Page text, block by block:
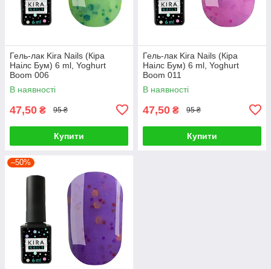
Гель-лак Kira Nails (Кіра
Наілс Бум) 6 ml, Yoghurt
Boom 006
В наявності
47,50 ₴ 95 ₴
Купити
Гель-лак Kira Nails (Кіра
Наілс Бум) 6 ml, Yoghurt
Boom 011
В наявності
47,50 ₴ 95 ₴
Купити
–50%